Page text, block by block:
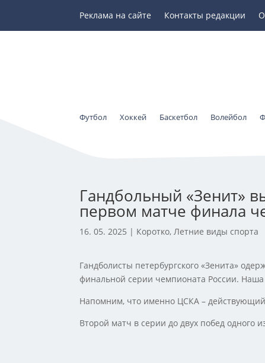
Реклама на сайте Контакты редакции
Футбол Хоккей Баскетбол Волейбол
Гандбольный «Зенит»
первом матче финала
16. 05. 2025 | Коротко,Летние виды спорта
Гандболисты петербургского «Зенита»
финальной серии чемпионата России.
Напомним, что именно ЦСКА –
Второй матч в серии до двух побед одного